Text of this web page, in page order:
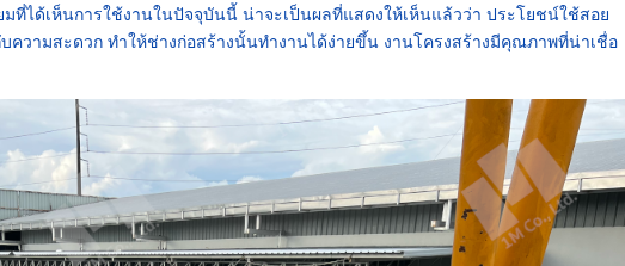
ที่ได้เห็นการใช้งานในปัจจุบันนี้ น่าจะเป็นผลที่แสดงให้เห็นแล้วว่า ประโยชน์ใช้สอย
ความสะดวก ทำให้ช่างก่อสร้างนั้นทำงานได้ง่ายขึ้น งานโครงสร้างมีคุณภาพที่น่าเชื่อ